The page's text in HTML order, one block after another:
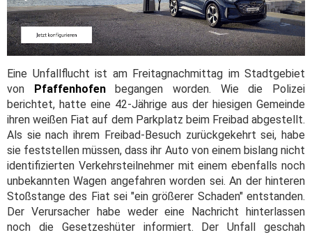
Eine Unfallflucht ist am Freitagnachmittag im Stadtgebiet
von
Pfaffenhofenbegangen worden. Wie die Polizei
berichtet, hatte eine 42-Jährige aus der hiesigen Gemeinde
ihren weißen Fiat auf dem Parkplatz beim Freibad abgestellt.
Als sie nach ihrem Freibad-Besuch zurückgekehrt sei, habe
sie feststellen müssen, dass ihr Auto von einem bislang nicht
identifizierten Verkehrsteilnehmer mit einem ebenfalls noch
unbekannten Wagen angefahren worden sei. An der hinteren
Stoßstange des Fiat sei "ein größerer Schaden" entstanden.
Der Verursacher habe weder eine Nachricht hinterlassen
noch die Gesetzeshüter informiert. Der Unfall geschah